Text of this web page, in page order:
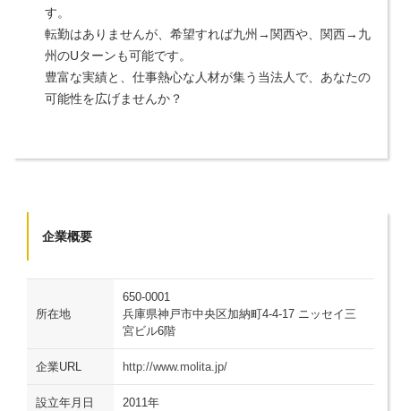
す。
転勤はありませんが、希望すれば九州→関西や、関西→九
州のUターンも可能です。
豊富な実績と、仕事熱心な人材が集う当法人で、あなたの
可能性を広げませんか？
企業概要
所在地
650-0001
兵庫県神戸市中央区加納町4-4-17 ニッセイ三
宮ビル6階
企業URL http://www.molita.jp/
設立年月日 2011年